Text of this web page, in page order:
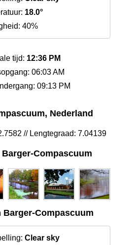
18.0°
40%
tijd: 12:36 PM
06:03 AM
09:13 PM
Nederland
// Lengtegraad: 7.04139
Compascuum
Barger-Compascuum
Clear sky